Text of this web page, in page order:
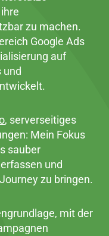
zu machen.
Google Ads
auf
und
, serverseitiges
Mein Fokus
sauber
und
zu bringen.
mit der